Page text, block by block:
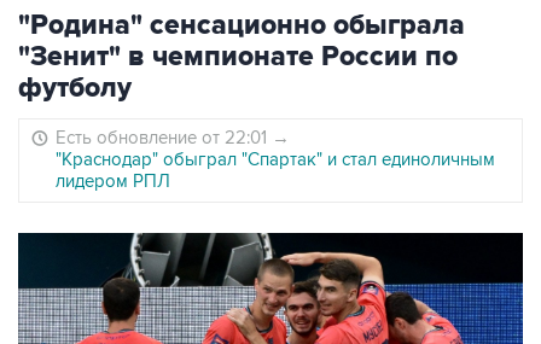
"Родина" сенсационно обыграла
"Зенит" в чемпионате России по
футболу
Есть обновление от 22:01 →
"Краснодар" обыграл "Спартак" и стал единоличным
лидером РПЛ